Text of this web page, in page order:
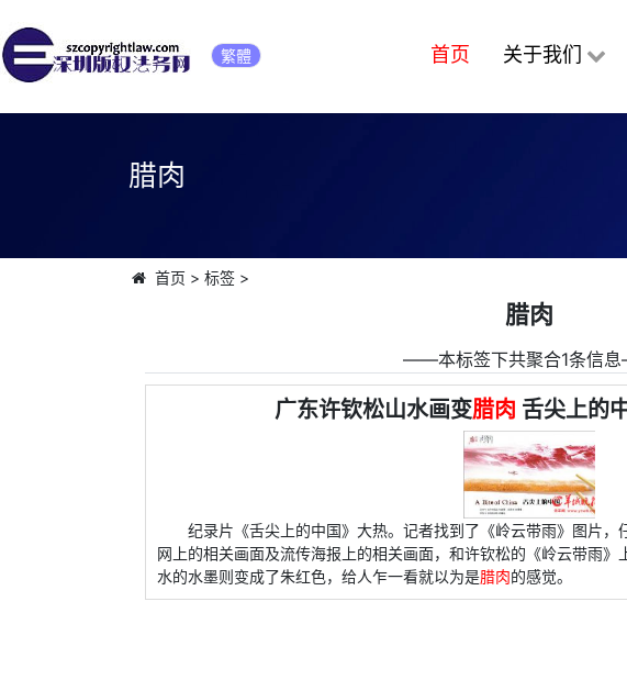
繁體 首页 关于我们
腊肉
首页 > 标签>
腊肉
――本标签下共聚合1条信
广东许钦松山水画变腊肉 舌尖上的
纪录片《舌尖上的中国》大热。记者找到了《岭云带雨》图片
网上的相关画面及流传海报上的相关画面，和许钦松的《岭云带雨
水的水墨则变成了朱红色，给人乍一看就以为是腊肉的感觉。